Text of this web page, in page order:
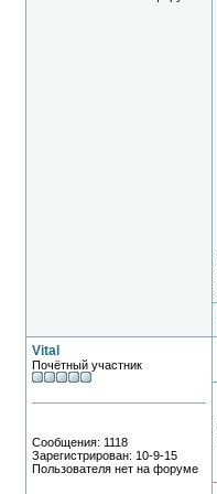
Vital
Почётный участник
Сообщения: 1118
Зарегистрирован: 10-9-15
Пользователя нет на форуме